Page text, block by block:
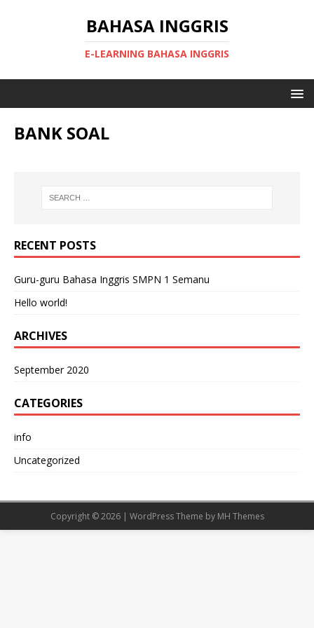
BAHASA INGGRIS
E-LEARNING BAHASA INGGRIS
BANK SOAL
RECENT POSTS
Guru-guru Bahasa Inggris SMPN 1 Semanu
Hello world!
ARCHIVES
September 2020
CATEGORIES
info
Uncategorized
Copyright © 2026 | WordPress Theme by MH Themes